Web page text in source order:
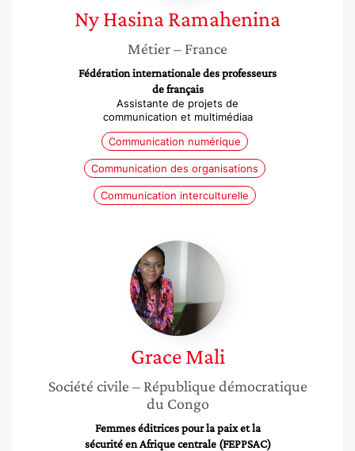
Ny HasinaRamahenina
Métier– France
Fédération internationale des professeurs
de français
Assistante de projets de
communication et multimédiaa
Communication numérique
Communication des organisations
Communication interculturelle
Grace
Grace Mali
Société civile – République démocratique
du Congo
Femmes éditrices pour la paix et la
sécurité en Afrique centrale (FEPPSAC)